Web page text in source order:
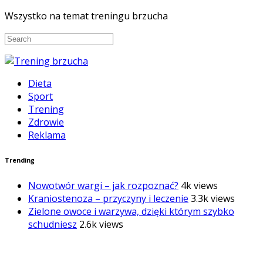
Wszystko na temat treningu brzucha
Dieta
Sport
Trening
Zdrowie
Reklama
Trending
Nowotwór wargi – jak rozpoznać? 4k views
Kraniostenoza – przyczyny i leczenie 3.3k views
Zielone owoce i warzywa, dzięki którym szybko
schudniesz 2.6k views